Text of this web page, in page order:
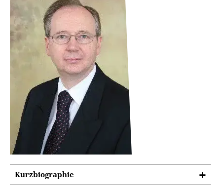
Kurzbiographie